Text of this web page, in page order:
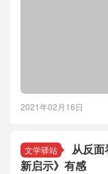
2021年02月16日
文学驿站
从反
新启示》有感